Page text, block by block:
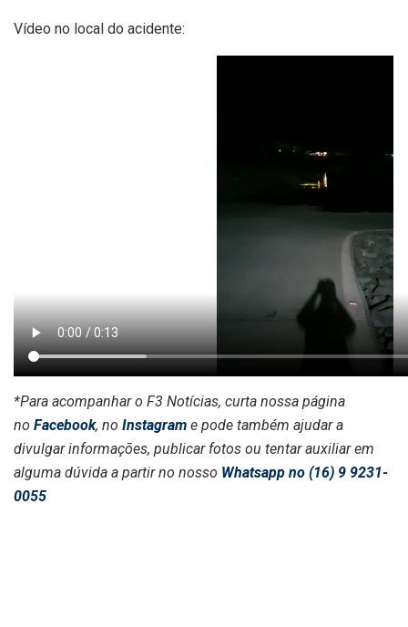
Vídeo no local do acidente:
*Para acompanhar o F3 Notícias, curta nossa página
no Facebook, no Instagram e pode também ajudar a
divulgar informações, publicar fotos ou tentar auxiliar em
alguma dúvida a partir no nosso Whatsapp no (16) 9 9231-
0055